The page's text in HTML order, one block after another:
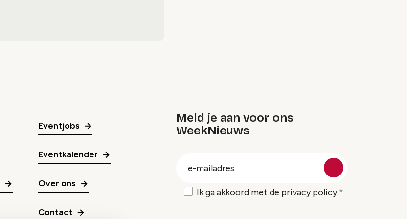
Eventjobs
Eventkalender
Over ons
Contact
Meld je aan voor ons
WeekNieuws
Ik ga akkoord met de privacy policy